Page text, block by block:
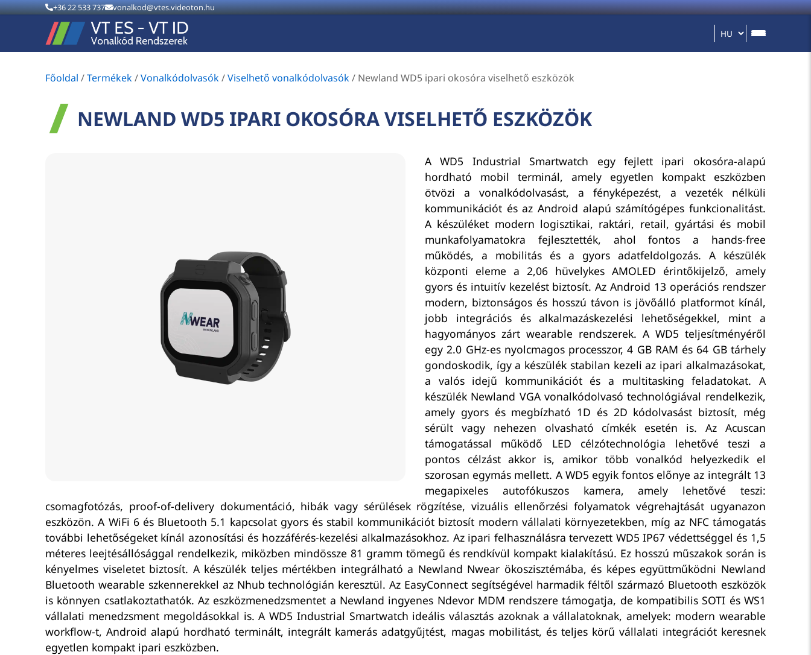
+36 22 533 737 vonalkod@vtes.videoton.hu
Főoldal /Termékek/Vonalkódolvasók/Viselhető vonalkódolvasók/ Newland WD5 ipari okosóra viselhető eszközök
NEWLAND WD5 IPARI OKOSÓRA VISELHETŐ ESZKÖZÖK
A WD5 Industrial Smartwatch egy fejlett ipari okosóra-alapú
hordható mobil terminál, amely egyetlen kompakt eszközben
ötvözi a vonalkódolvasást, a fényképezést, a vezeték nélküli
kommunikációt és az Android alapú számítógépes funkcionalitást.
A készüléket modern logisztikai, raktári, retail, gyártási és mobil
munkafolyamatokra fejlesztették, ahol fontos a hands-free
működés, a mobilitás és a gyors adatfeldolgozás. A készülék
központi eleme a 2,06 hüvelykes AMOLED érintőkijelző, amely
gyors és intuitív kezelést biztosít. Az Android 13 operációs rendszer
modern, biztonságos és hosszú távon is jövőálló platformot kínál,
jobb integrációs és alkalmazáskezelési lehetőségekkel, mint a
hagyományos zárt wearable rendszerek. A WD5 teljesítményéről
egy 2.0 GHz-es nyolcmagos processzor, 4 GB RAM és 64 GB tárhely
gondoskodik, így a készülék stabilan kezeli az ipari alkalmazásokat,
a valós idejű kommunikációt és a multitasking feladatokat. A
készülék Newland VGA vonalkódolvasó technológiával rendelkezik,
amely gyors és megbízható 1D és 2D kódolvasást biztosít, még
sérült vagy nehezen olvasható címkék esetén is. Az Acuscan
támogatással működő LED célzótechnológia lehetővé teszi a
pontos célzást akkor is, amikor több vonalkód helyezkedik el
szorosan egymás mellett. A WD5 egyik fontos előnye az integrált 13
megapixeles autofókuszos kamera, amely lehetővé teszi:
csomagfotózás, proof-of-delivery dokumentáció, hibák vagy sérülések rögzítése, vizuális ellenőrzési folyamatok végrehajtását ugyanazon
eszközön. A WiFi 6 és Bluetooth 5.1 kapcsolat gyors és stabil kommunikációt biztosít modern vállalati környezetekben, míg az NFC támogatás
további lehetőségeket kínál azonosítási és hozzáférés-kezelési alkalmazásokhoz. Az ipari felhasználásra tervezett WD5 IP67 védettséggel és 1,5
méteres leejtésállósággal rendelkezik, miközben mindössze 81 gramm tömegű és rendkívül kompakt kialakítású. Ez hosszú műszakok során is
kényelmes viseletet biztosít. A készülék teljes mértékben integrálható a Newland Nwear ökoszisztémába, és képes együttműködni Newland
Bluetooth wearable szkennerekkel az Nhub technológián keresztül. Az EasyConnect segítségével harmadik féltől származó Bluetooth eszközök
is könnyen csatlakoztathatók. Az eszközmenedzsmentet a Newland ingyenes Ndevor MDM rendszere támogatja, de kompatibilis SOTI és WS1
vállalati menedzsment megoldásokkal is. A WD5 Industrial Smartwatch ideális választás azoknak a vállalatoknak, amelyek: modern wearable
workflow-t, Android alapú hordható terminált, integrált kamerás adatgyűjtést, magas mobilitást, és teljes körű vállalati integrációt keresnek
egyetlen kompakt ipari eszközben.